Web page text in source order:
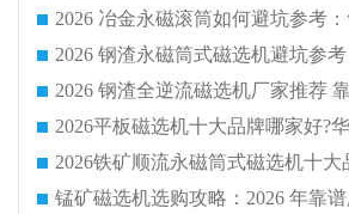
2026 钢渣全逆流磁选机厂家推荐
锰矿磁选机选购攻略：2026 年靠